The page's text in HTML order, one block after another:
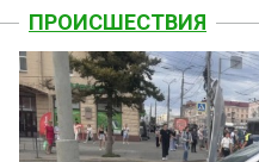
ПРОИСШЕСТВИЯ